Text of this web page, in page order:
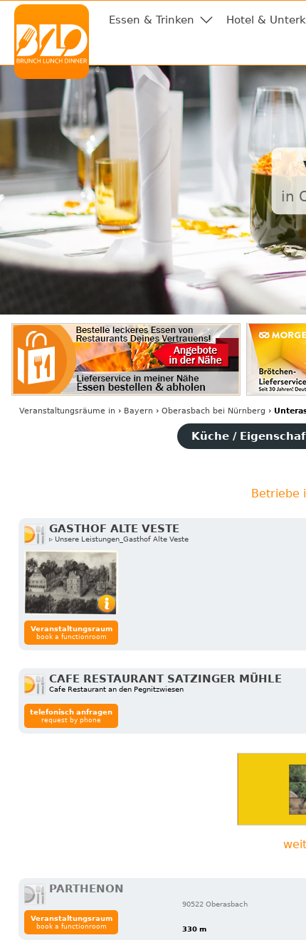
Essen & Trinken Hotel &
in
Veranstaltungsräumein › Bayern › Oberasbach bei Nürnberg ›
Küche /
Betriebe
GASTHOF ALTE VESTE
▹ Unsere Leistungen_Gasthof Alte Veste
Veranstaltungsraum
book a functionroom
CAFE RESTAURANT SATZINGER MÜHLE
Cafe Restaurant an den Pegnitzwiesen
telefonisch anfragen
request by phone
PARTHENON
90522 Oberasbach
330 m
Veranstaltungsraum
book a functionroom